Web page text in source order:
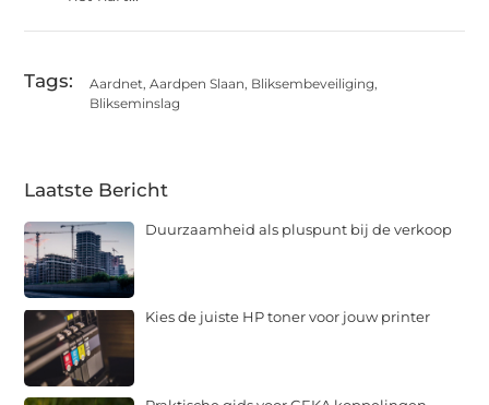
Tags: Aardnet ,Aardpen Slaan Bliksembeveiliging
Blikseminslag
Laatste Bericht
Duurzaamheid als pluspunt bij de verkoop
Kies de juiste HP toner voor jouw printer